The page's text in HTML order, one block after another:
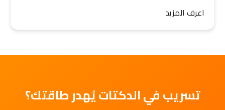
اعرف المزيد
تسريب في الدكتات يُهدر طاقتك؟